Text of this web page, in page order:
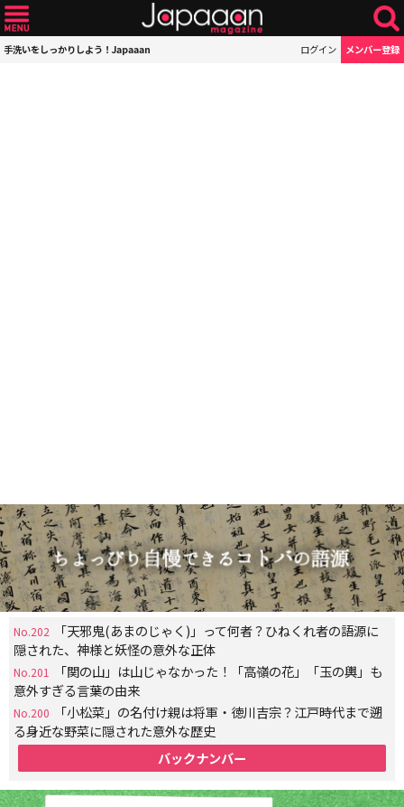
手洗いをしっかりしよう！Japaaan ログイン メンバー登録
No.202
「天邪鬼(あまのじゃく)」って何者？ひねくれ者の語源に
隠された、神様と妖怪の意外な正体
No.201
「関の山」は山じゃなかった！「高嶺の花」「玉の輿」も
意外すぎる言葉の由来
No.200
「小松菜」の名付け親は将軍・徳川吉宗？江戸時代まで遡
る身近な野菜に隠された意外な歴史
バックナンバー